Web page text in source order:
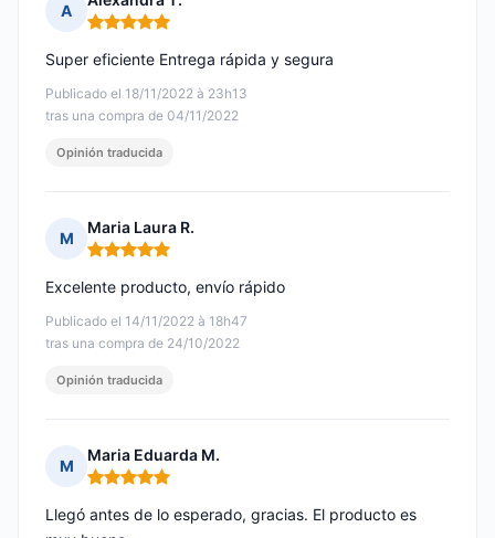
A
Nota: 5 de 5
Publicado el 18/11/2022 à 23h13
tras una compra de 04/11/2022
Super eficiente Entrega rápida y segura
Opinión traducida
M
Maria Laura R.
Nota: 5 de 5
Publicado el 14/11/2022 à 18h47
tras una compra de 24/10/2022
Excelente producto, envío rápido
Opinión traducida
M
Maria Eduarda M.
Nota: 5 de 5
Llegó antes de lo esperado, gracias. El producto es